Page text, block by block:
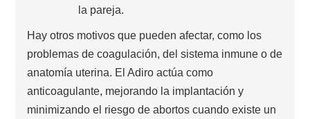
la pareja.
Hay otros motivos que pueden afectar, como los
problemas de coagulación, del sistema inmune o de
anatomía uterina. El Adiro actúa como
anticoagulante, mejorando la implantación y
minimizando el riesgo de abortos cuando existe un